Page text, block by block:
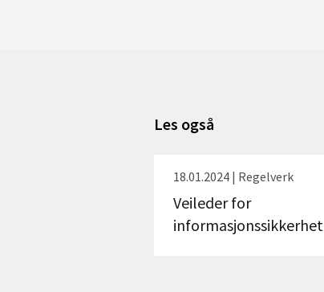
Les også
18.01.2024 | Regelverk
Veileder for
informasjonssikkerhet